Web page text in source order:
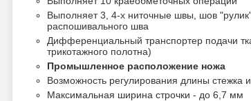
Выполняет 3, 4-х ниточные швы, шов
распошивального шва
Дифференциальный транспортер подачи
трикотажного полотна)
Промышленное расположение ножа
Возможность регулирования длины стежка
Максимальная ширина строчки - до 6,7 мм